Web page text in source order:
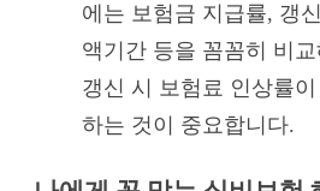
에는 보험금 지급률, 갱
액기간 등을 꼼꼼히 비
갱신 시 보험료 인상률
하는 것이 중요합니다.